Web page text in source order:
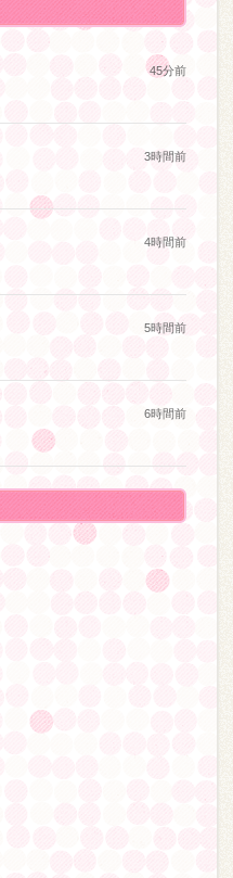
45分前
3時間前
4時間前
5時間前
6時間前